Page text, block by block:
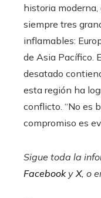
historia
siempre tres
inflamables:
de Asia Pacífico.
desatado
esta región ha
conflicto. “No es
compromiso es
Sigue toda la
FacebookyX, o